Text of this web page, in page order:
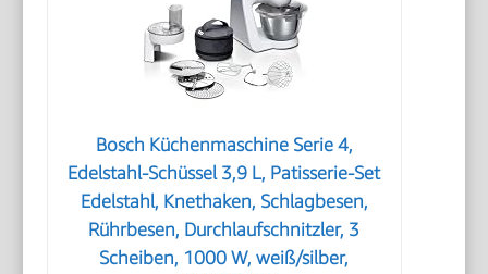
Bosch Küchenmaschine Serie 4,
Edelstahl-Schüssel 3,9 L, Patisserie-Set
Edelstahl, Knethaken, Schlagbesen,
Rührbesen, Durchlaufschnitzler, 3
Scheiben, 1000 W, weiß/silber,